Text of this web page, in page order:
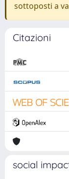
sottoposti a
Citazioni
social